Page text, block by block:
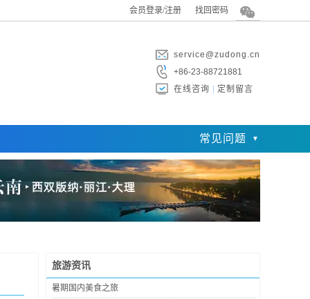
会员登录/注册 找回密码
service@zudong.cn
+86-23-88721881
在线咨询
定制留言
常见问题
旅游资讯
暑期国内美食之旅